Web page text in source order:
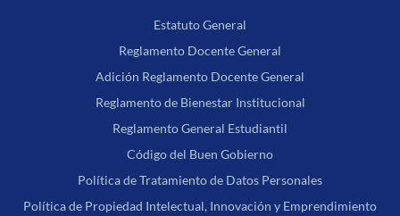
Estatuto General
Reglamento Docente General
Adición Reglamento Docente General
Reglamento de Bienestar Institucional
Reglamento General Estudiantil
Código del Buen Gobierno
Política de Tratamiento de Datos Personales
Política de Propiedad Intelectual, Innovación y Emprendimiento